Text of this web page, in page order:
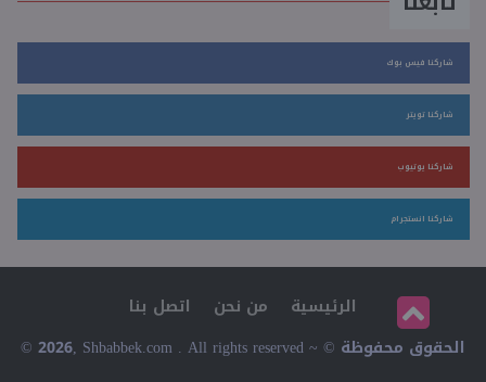
شاركنا فيس بوك
شاركنا تويتر
شاركنا يوتيوب
شاركنا انستجرام
الرئيسية من نحن
اتصل بنا
© 2026, Shbabbek.com . All rights reserved ~ © الحقوق محفوظة